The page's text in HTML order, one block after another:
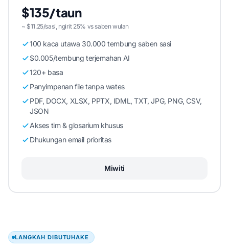
$135/taun
~ $11.25/sasi, ngirit 25% vs saben wulan
100 kaca utawa 30.000 tembung saben sasi
$0.005/tembung terjemahan AI
120+ basa
Panyimpenan file tanpa wates
PDF, DOCX, XLSX, PPTX, IDML, TXT, JPG, PNG, CSV,
JSON
Akses tim & glosarium khusus
Dhukungan email prioritas
Miwiti
LANGKAH DIBUTUHAKE